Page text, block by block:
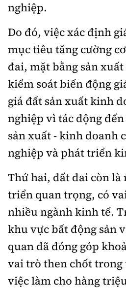
nghiệp.
Do đó, việc xác định
mục tiêu tăng cường
đai, mặt bằng sản
kiểm soát biến động
giá đất sản xuất kinh
nghiệp vì tác động
sản xuất - kinh doanh
nghiệp và phát triển
Thứ hai, đất đai còn là
triển quan trọng, có
nhiều ngành kinh tế.
khu vực bất động sản
quan đã đóng góp
vai trò then chốt trong
việc làm cho hàng